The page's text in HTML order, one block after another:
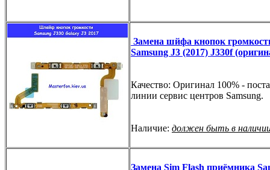
Замена шйфа кнопок
Samsung J3 (2017) J330f
Качество: Оригинал 100% -
линии сервис центров Samsung.
Наличие: должен быть в
Замена Sim Flash приёмника